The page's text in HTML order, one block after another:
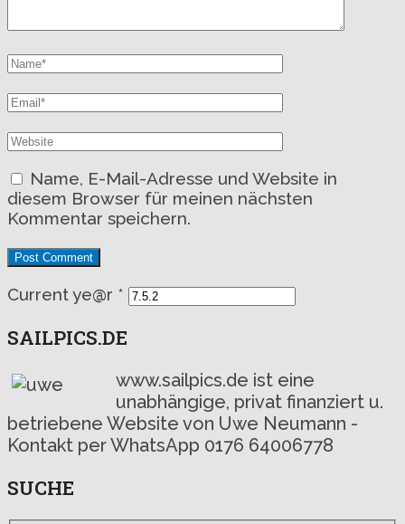
Name, E-Mail-Adresse und Website in
diesem Browser für meinen nächsten
Kommentar speichern.
Current ye@r *
SAILPICS.DE
www.sailpics.de ist eine
unabhängige, privat finanziert u.
betriebene Website von Uwe Neumann -
Kontakt per WhatsApp 0176 64006778
SUCHE